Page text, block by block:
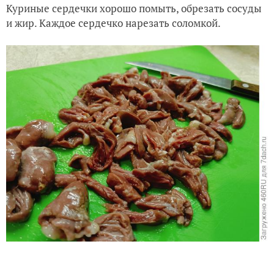
Куриные сердечки хорошо помыть, обрезать сосуды
и жир. Каждое сердечко нарезать соломкой.